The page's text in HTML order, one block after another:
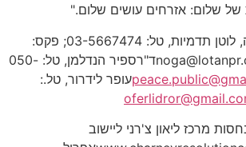
שלום: אזרחים עושים שלום."
לפרטים נוספים:נוגה, לוטן תדמיות, טל: 03-5667474; פקס:
03-5667030;noga@lotanpr.comד"רספיר הנדלמן, טל: 050-
עופר לידרור, טל.:
מרכז ליאון צ'רני ליישוב